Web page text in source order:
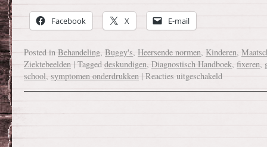
Facebook X E-mail
Posted in Behandeling, Buggy's, Heersende normen, Kinderen,
Ziektebeelden | Tagged deskundigen, Diagnostisch Handboek, fixeren,
school, symptomen onderdrukken | Reacties uitgeschakeld